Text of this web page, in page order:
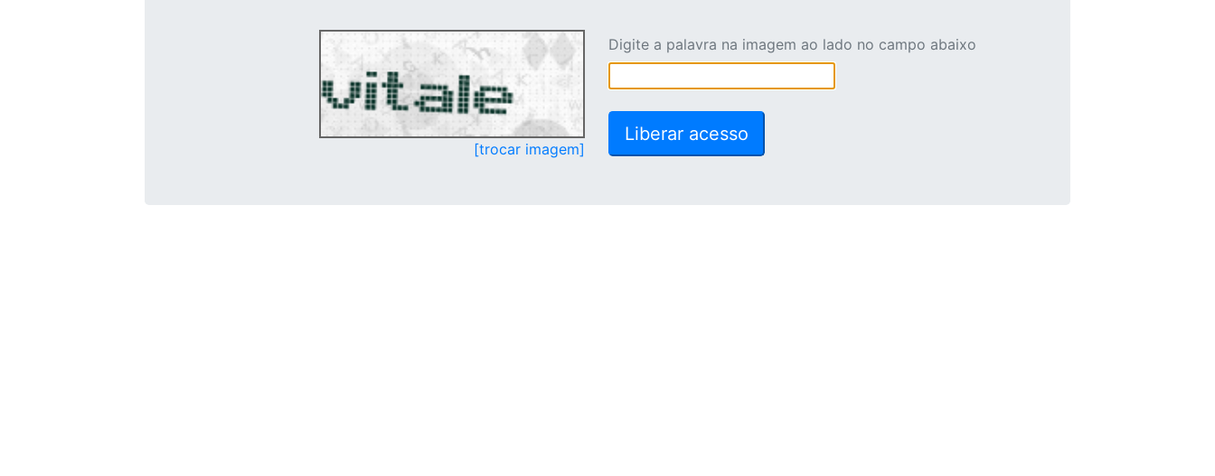
[trocar imagem]
Digite a palavra na imagem ao lado no campo abaixo